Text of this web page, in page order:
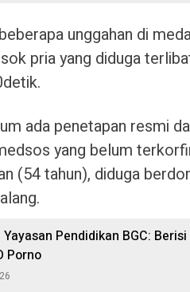
unggahan di
pria yang diduga
ada penetapan resmi
yang belum
(54 tahun), diduga
Pendidikan BGC:
Porno